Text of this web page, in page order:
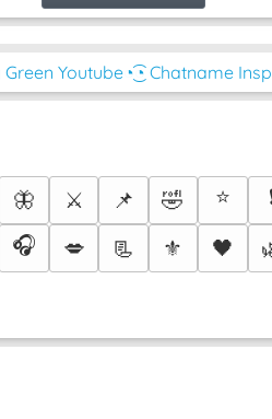
Green Youtube ◔͜͡◔ Chatname
🦋 ⚔️ 📌 🤣 ⭐
🎧 💋 📃 ⚜️ 🖤